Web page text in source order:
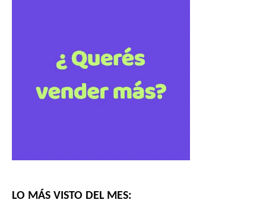
LO MÁS VISTO DEL MES: